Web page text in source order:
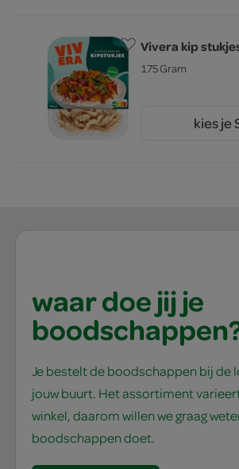
Vivera kip
175 Gram
kies je
waar doe jij je
Je bestelt de boodschappen bij de
jouw buurt. Het assortiment varieert
winkel, daarom willen we graag
boodschappen doet.